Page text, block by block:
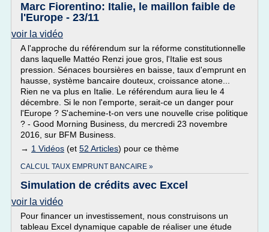
Marc Fiorentino: Italie, le maillon faible de
l'Europe - 23/11
voir la vidéo
A l'approche du référendum sur la réforme constitutionnelle
dans laquelle Mattéo Renzi joue gros, l'Italie est sous
pression. Sénaces boursières en baisse, taux d'emprunt en
hausse, système bancaire douteux, croissance atone...
Rien ne va plus en Italie. Le référendum aura lieu le 4
décembre. Si le non l'emporte, serait-ce un danger pour
l'Europe ? S'achemine-t-on vers une nouvelle crise politique
? - Good Morning Business, du mercredi 23 novembre
2016, sur BFM Business.
→ 1 Vidéos (et 52 Articles) pour ce thème
CALCUL TAUX EMPRUNT BANCAIRE »
Simulation de crédits avec Excel
voir la vidéo
Pour financer un investissement, nous construisons un
tableau Excel dynamique capable de réaliser une étude